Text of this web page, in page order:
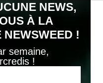
NEWS,
À LA
NEWSWEED !
semaine,
!